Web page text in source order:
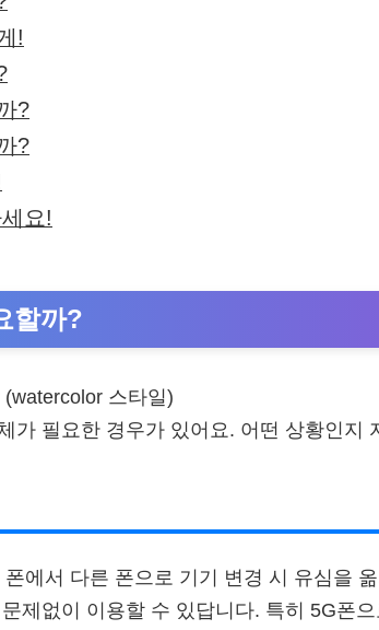
!
?
?
요!
할까?
가 필요한 경우가 있어요. 어떤 상황인지
에서 다른 폰으로 기기 변경 시 유심을
제없이 이용할 수 있답니다. 특히 5G폰